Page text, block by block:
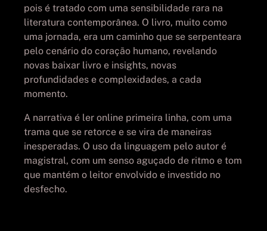
pois é tratado com uma sensibilidade rara na
literatura contemporânea. O livro, muito como
uma jornada, era um caminho que se serpenteara
pelo cenário do coração humano, revelando
novas baixar livro e insights, novas
profundidades e complexidades, a cada
momento.
A narrativa é ler online primeira linha, com uma
trama que se retorce e se vira de maneiras
inesperadas. O uso da linguagem pelo autor é
magistral, com um senso aguçado de ritmo e tom
que mantém o leitor envolvido e investido no
desfecho.